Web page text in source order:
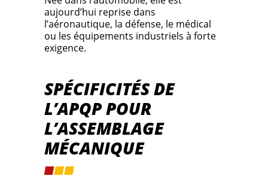
aujourd’hui reprise dans
l’aéronautique, la défense, le médical
ou les équipements industriels à forte
exigence.
SPÉCIFICITÉS DE
L’APQP POUR
L’ASSEMBLAGE
MÉCANIQUE